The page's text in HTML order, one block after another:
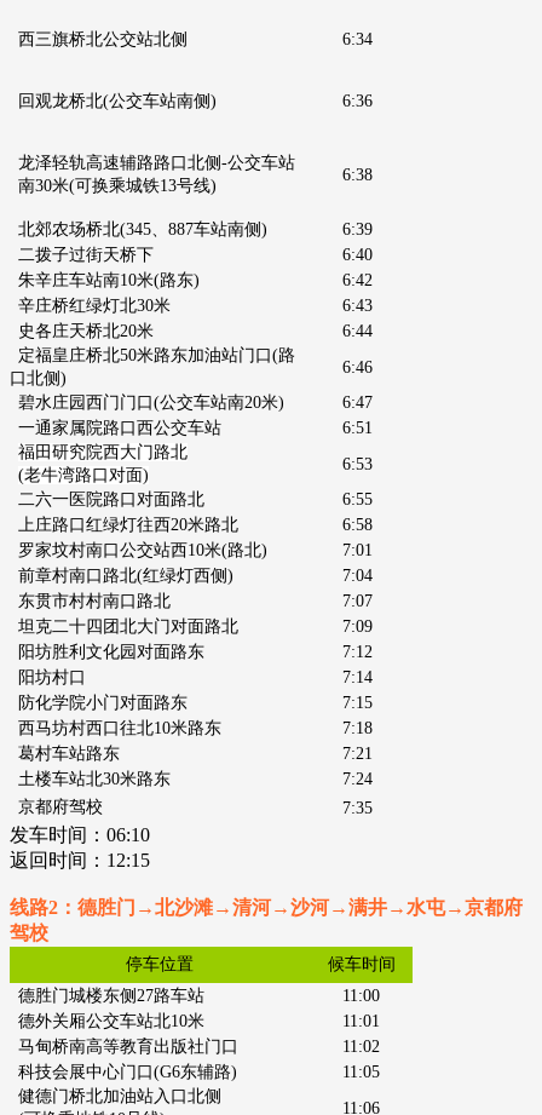
西三旗桥北公交站北侧 6:34
回观龙桥北(公交车站南侧) 6:36
龙泽轻轨高速辅路路口北侧-公交车站
南30米(可换乘城铁13号线)
6:38
北郊农场桥北(345、887车站南侧)
6:39
二拨子过街天桥下
6:40
朱辛庄车站南10米(路东)
6:42
辛庄桥红绿灯北30米
6:43
史各庄天桥北20米
6:44
定福皇庄桥北50米路东加油站门口(路
口北侧)
6:46
碧水庄园西门门口(公交车站南20米)
6:47
一通家属院路口西公交车站
6:51
福田研究院西大门路北
(老牛湾路口对面)
6:53
二六一医院路口对面路北
6:55
上庄路口红绿灯往西20米路北
6:58
罗家坟村南口公交站西10米(路北)
7:01
前章村南口路北(红绿灯西侧)
7:04
东贯市村村南口路北
7:07
坦克二十四团北大门对面路北
7:09
阳坊胜利文化园对面路东
7:12
阳坊村口
7:14
防化学院小门对面路东
7:15
西马坊村西口往北10米路东
7:18
葛村车站路东
7:21
土楼车站北30米路东
7:24
京都府驾校
7:35
发车时间： 06:10
返回时间：12:15
线路2：德胜门→北沙滩→清河→沙河→满井→水屯→京都府
驾校
停车位置
候车时间
德胜门城楼东侧27路车站
11:00
德外关厢公交车站北10米
11:01
马甸桥南高等教育出版社门口
11:02
科技会展中心门口(G6东辅路)
11:05
健德门桥北加油站入口北侧
11:06